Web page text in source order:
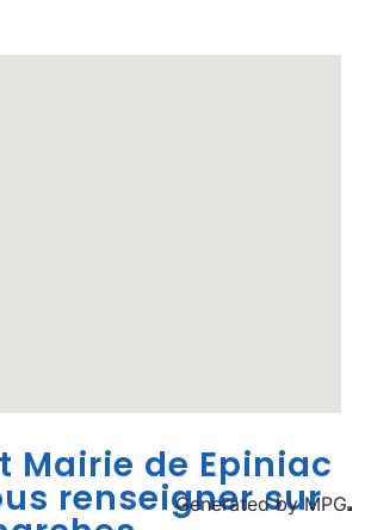
Mairie de Epiniac
renseigner sur
Generated byMPG